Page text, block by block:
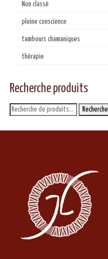
Non classé
pleine conscience
tambours chamaniques
thérapie
Recherche produits
Recherche
pour :
Recherche